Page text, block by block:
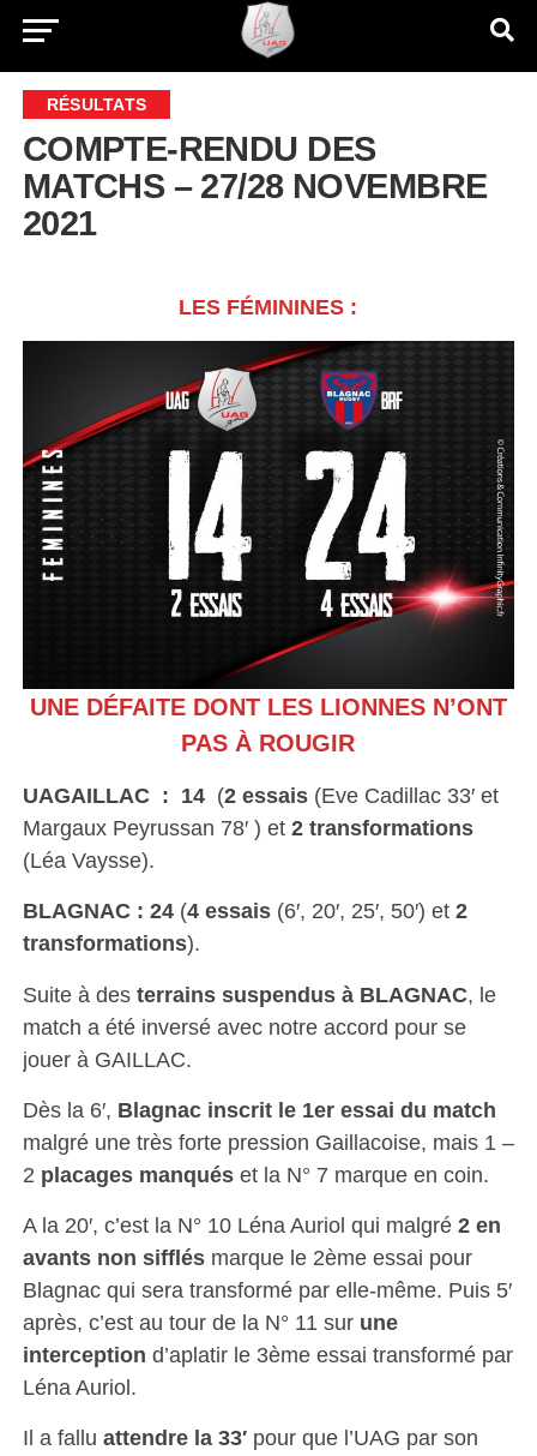
RÉSULTATS
COMPTE-RENDU DES
MATCHS – 27/28 NOVEMBRE
2021
LES FÉMININES :
UNE DÉFAITE DONT LES LIONNES N’ONT
PAS À ROUGIR
UAGAILLAC : 14(2 essais(Eve Cadillac 33′ et
Margaux Peyrussan 78′ ) et 2 transformations
(Léa Vaysse).
BLAGNAC : 24(4 essais(6′, 20′, 25′, 50′) et 2
transformations).
Suite à des terrains suspendus à BLAGNAC, le
match a été inversé avec notre accord pour se
jouer à GAILLAC.
Dès la 6′, Blagnac inscrit le 1er essai du match
malgré une très forte pression Gaillacoise, mais 1 –
2 placages manquéset la N° 7 marque en coin.
A la 20′, c’est la N° 10 Léna Auriol qui malgré 2 en
avants non sifflés marque le 2ème essai pour
Blagnac qui sera transformé par elle-même. Puis 5′
après, c’est au tour de la N° 11 sur une
interception d’aplatir le 3ème essai transformé par
Léna Auriol.
Il a fallu attendre la 33′pour que l’UAG par son